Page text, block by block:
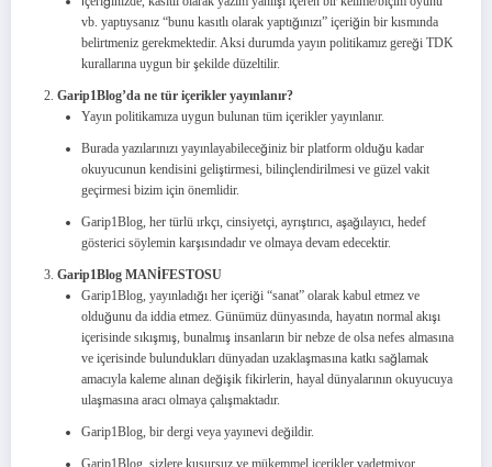
vb. yaptıysanız “bunu kasıtlı olarak yaptığınızı” içeriğin bir kısmında
belirtmeniz gerekmektedir. Aksi durumda yayın politikamız gereği TDK
kurallarına uygun bir şekilde düzeltilir.
Garip1Blog’da ne tür içerikler yayınlanır?
Yayın politikamıza uygun bulunan tüm içerikler yayınlanır.
Burada yazılarınızı yayınlayabileceğiniz bir platform olduğu kadar
okuyucunun kendisini geliştirmesi, bilinçlendirilmesi ve güzel vakit
geçirmesi bizim için önemlidir.
Garip1Blog, her türlü ırkçı, cinsiyetçi, ayrıştırıcı, aşağılayıcı, hedef
gösterici söylemin karşısındadır ve olmaya devam edecektir.
Garip1Blog MANİFESTOSU
Garip1Blog, yayınladığı her içeriği “sanat” olarak kabul etmez ve
olduğunu da iddia etmez. Günümüz dünyasında, hayatın normal akışı
içerisinde sıkışmış, bunalmış insanların bir nebze de olsa nefes almasına
ve içerisinde bulundukları dünyadan uzaklaşmasına katkı sağlamak
amacıyla kaleme alınan değişik fikirlerin, hayal dünyalarının okuyucuya
ulaşmasına aracı olmaya çalışmaktadır.
Garip1Blog, bir dergi veya yayınevi değildir.
Garip1Blog, sizlere kusursuz ve mükemmel içerikler vadetmiyor.